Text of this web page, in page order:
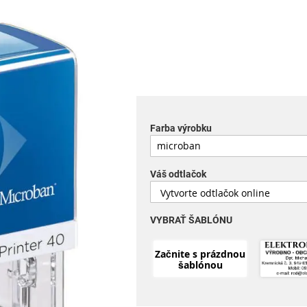
Farba výrobku
Váš odtlačok
VYBRAŤ ŠABLÓNU
Začnite s prázdnou
šablónou